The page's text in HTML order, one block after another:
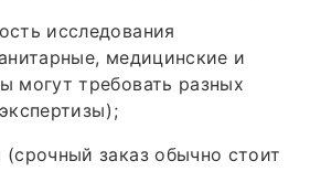
исследования
медицинские и
могут требовать разных
заказ обычно стоит